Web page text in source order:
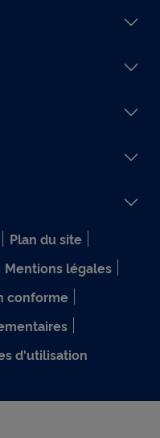
Plan du site
Mentions légales
conforme
d'utilisation